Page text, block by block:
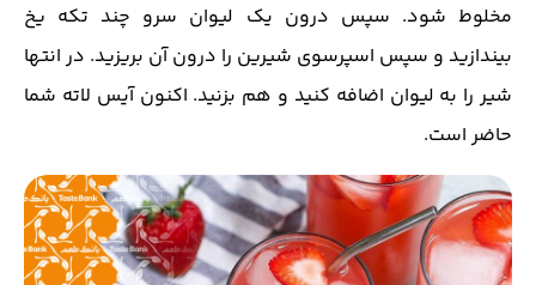
مخلوط شود. سپس درون یک لیوان سرو چند تکه یخ
بیندازید و سپس اسپرسوی شیرین را درون آن بریزید. در انتها
شیر را به لیوان اضافه کنید و هم بزنید. اکنون آیس لاته شما
حاضر است.